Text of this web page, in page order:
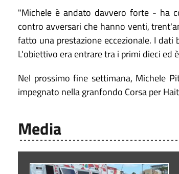
"Michele è andato davvero forte - ha
contro avversari che hanno venti,
fatto una prestazione eccezionale. I
L'obiettivo era entrare tra i primi dieci ed
Nel prossimo fine settimana, Michele
impegnato nella granfondo Corsa per
Media